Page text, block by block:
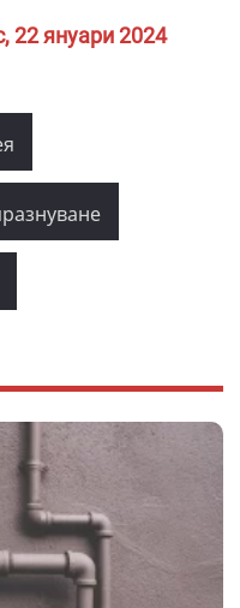
22 януари 2024